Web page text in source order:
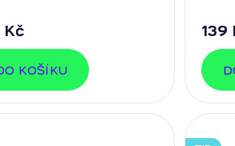
Kč
KOŠÍKU
139